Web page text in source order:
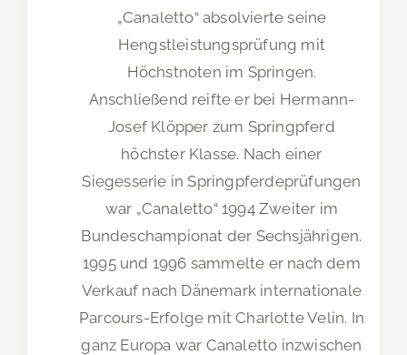
„Canaletto“ absolvierte seine
Hengstleistungsprüfung mit
Höchstnoten im Springen.
Anschließend reifte er bei Hermann-
Josef Klöpper zum Springpferd
höchster Klasse. Nach einer
Siegesserie in Springpferdeprüfungen
war „Canaletto“ 1994 Zweiter im
Bundeschampionat der Sechsjährigen.
1995 und 1996 sammelte er nach dem
Verkauf nach Dänemark internationale
Parcours-Erfolge mit Charlotte Velin. In
ganz Europa war Canaletto inzwischen